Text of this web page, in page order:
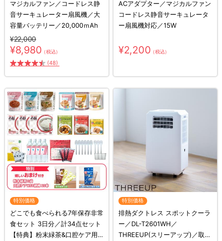
マジカルファン／コードレス静
音サーキュレーター扇風機／大
容量バッテリー／20,000ｍAh
¥22,000
¥8,980（税込）
(48)
ACアダプター／マジカルファン
コードレス静音サーキュレータ
ー扇風機対応／15W
¥2,200（税込）
特別価格
どこでも食べられる7年保存非常
食セット 3日分／計34点セット
【特典】粉末緑茶&口腔ケア用
特別価格
排熱ダクトレス スポットクーラ
ー／DL-T2601WH／
THREEUP(スリーアップ)／取付